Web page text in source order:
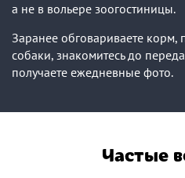
а не в вольере зоогостиницы.
Заранее обговариваете корм,
собаки, знакомитесь до
получаете ежедневные фото.
Частые